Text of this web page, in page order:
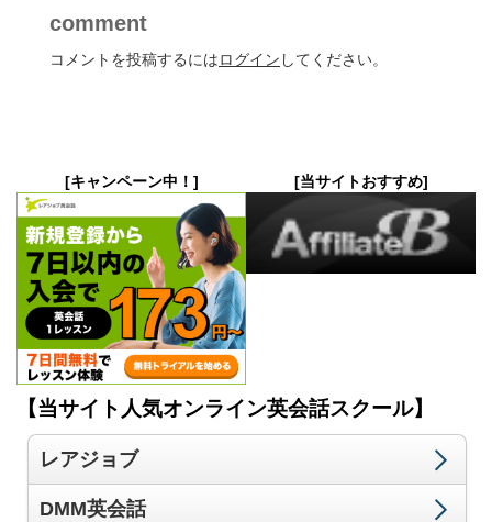
comment
コメントを投稿するにはログイン してください。
[キャンペーン中！] [当サイトおすすめ]
【当サイト人気オンライン英会話スクール】
レアジョブ
DMM英会話